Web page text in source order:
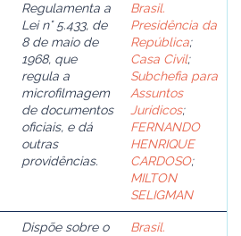
Regulamenta a
Lei n° 5.433, de
8 de maio de
1968, que
regula a
microfilmagem
de documentos
oficiais, e dá
outras
providências.
Brasil.
Presidência da
República;
Casa Civil;
Subchefia para
Assuntos
Jurídicos;
FERNANDO
HENRIQUE
CARDOSO;
MILTON
SELIGMAN
Dispõe sobre o
Brasil.